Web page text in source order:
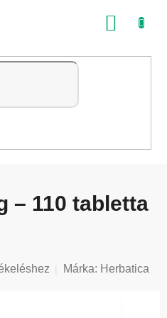
– 110 tabletta
Márka: Herbatica